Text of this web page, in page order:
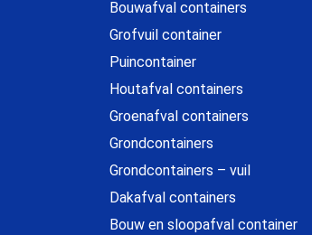
Bouwafval containers
Grofvuil container
Puincontainer
Houtafval containers
Groenafval containers
Grondcontainers
Grondcontainers – vuil
Dakafval containers
Bouw en sloopafval container